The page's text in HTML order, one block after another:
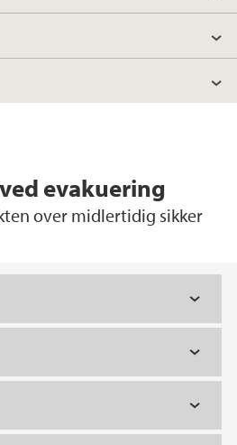
evakuering
over midlertidig sikker